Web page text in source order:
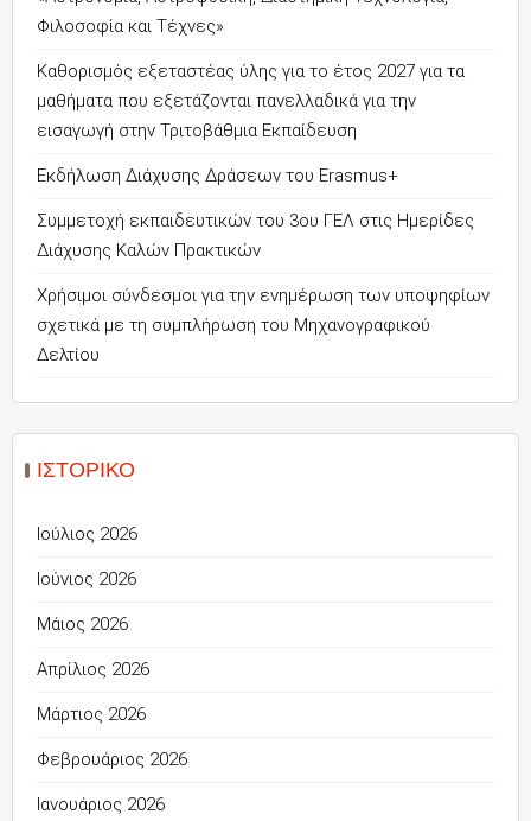
Φιλοσοφία και Τέχνες»
Καθορισμός εξεταστέας ύλης για το έτος 2027 για τα
μαθήματα που εξετάζονται πανελλαδικά για την
εισαγωγή στην Τριτοβάθμια Εκπαίδευση
Εκδήλωση Διάχυσης Δράσεων του Erasmus+
Συμμετοχή εκπαιδευτικών του 3ου ΓΕΛ στις Ημερίδες
Διάχυσης Καλών Πρακτικών
Χρήσιμοι σύνδεσμοι για την ενημέρωση των υποψηφίων
σχετικά με τη συμπλήρωση του Μηχανογραφικού
Δελτίου
ΙΣΤΟΡΙΚΌ
Ιούλιος 2026
Ιούνιος 2026
Μάιος 2026
Απρίλιος 2026
Μάρτιος 2026
Φεβρουάριος 2026
Ιανουάριος 2026